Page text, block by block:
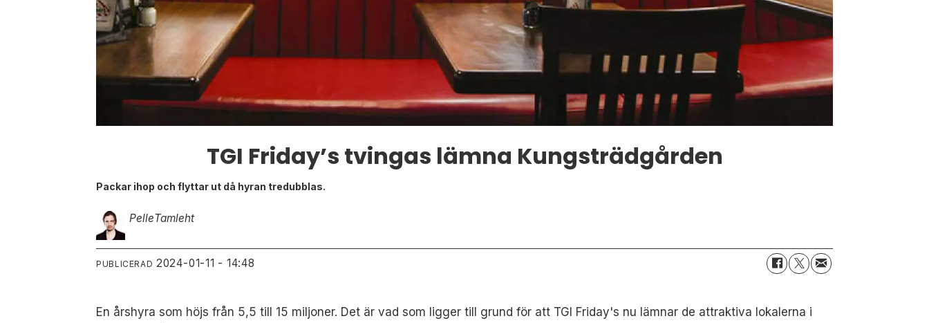
TGI Friday’s tvingas lämna Kungsträdgården
Packar ihop och flyttar ut då hyran tredubblas.
PelleTamleht
PUBLICERAD 2024-01-11 - 14:48
En årshyra som höjs från 5,5 till 15 miljoner. Det är vad som ligger till grund för att TGI Friday's nu lämnar de attraktiva lokalerna i